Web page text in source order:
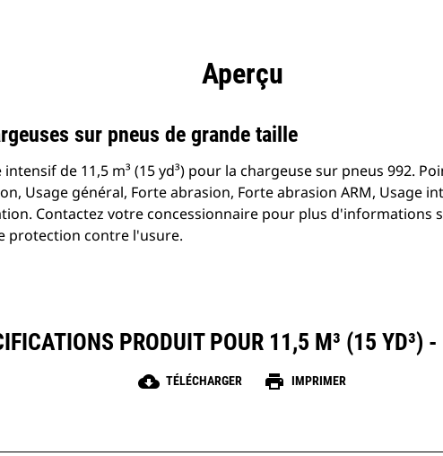
Aperçu
sur pneus de grande taille
de 11,5 m³ (15 yd³) pour la chargeuse sur pneus 992.
Usage général, Forte abrasion, Forte abrasion ARM, Usage
Contactez votre concessionnaire pour plus d'informations
protection contre l'usure.
PRODUIT POUR 11,5 M³ (15 YD³)
cloud_download TÉLÉCHARGER print IMPRIMER